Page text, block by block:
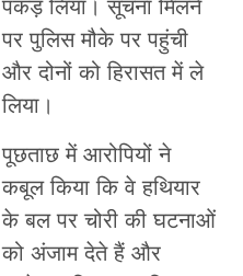
पकड़ लिया। सूचना मिलने
पर पुलिस मौके पर पहुंची
और दोनों को हिरासत में ले
लिया।
पूछताछ में आरोपियों ने
कबूल किया कि वे हथियार
के बल पर चोरी की घटनाओं
को अंजाम देते हैं और